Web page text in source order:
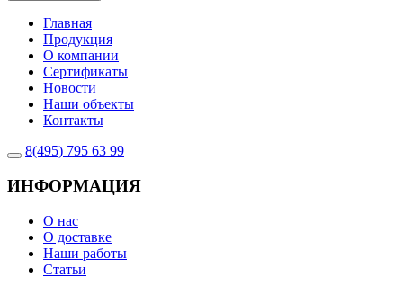
Главная
Продукция
О компании
Сертификаты
Новости
Наши объекты
Контакты
8(495) 795 63 99
ИНФОРМАЦИЯ
О нас
О доставке
Наши работы
Статьи